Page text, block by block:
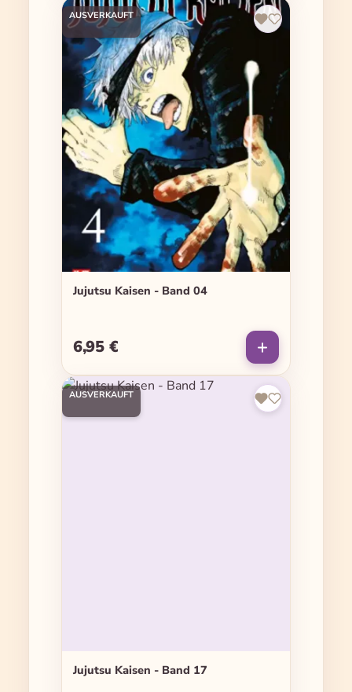
AUSVERKAUFT
Jujutsu Kaisen - Band 04
Regulärer Preis:
6,95 €
AUSVERKAUFT
Jujutsu Kaisen - Band 17